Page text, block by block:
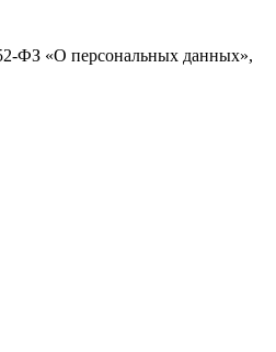
ФЗ «О персональных данных»,